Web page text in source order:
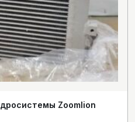
Zoomlion